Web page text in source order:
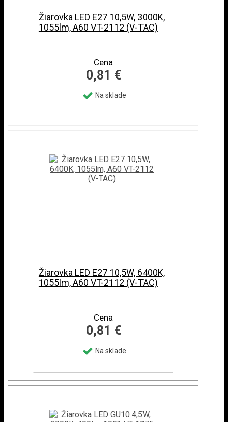
Žiarovka LED E27 10,5W, 3000K,
1055lm, A60 VT-2112 (V-TAC)
Cena
0,81 €
Na sklade
Žiarovka LED E27 10,5W, 6400K,
1055lm, A60 VT-2112 (V-TAC)
Cena
0,81 €
Na sklade